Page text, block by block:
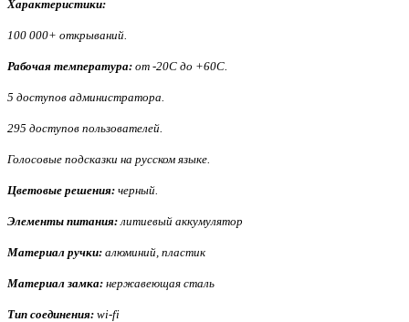
Характеристики:
100 000+ открываний.
Рабочая температура: от -20С до +60С.
5 доступов администратора.
295 доступов пользователей.
Голосовые подсказки на русском языке.
Цветовые решения: черный.
Элементы питания: литиевый аккумулятор
Материал ручки: алюминий, пластик
Материал замка: нержавеющая сталь
Тип соединения: wi-fi